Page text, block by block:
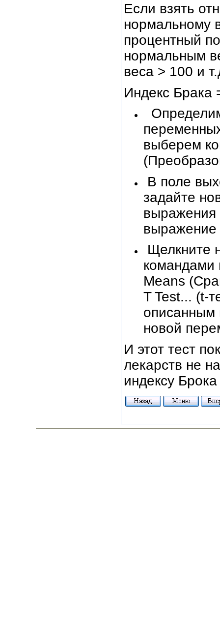
Если взять
нормальному
процентный
нормальным
веса > 100 и
Индекс Брака
выберем
В поле
задайте
выражения
выражение
Щелкните
командами
Means
T Test... (t-
описанным
новой
И этот тест
лекарств не
индексу